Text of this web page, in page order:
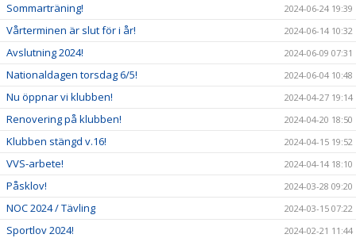
Sommarträning! 2024-06-24 19:39
Vårterminen är slut för i år! 2024-06-14 10:32
Avslutning 2024! 2024-06-09 07:31
Nationaldagen torsdag 6/5! 2024-06-04 10:48
Nu öppnar vi klubben! 2024-04-27 19:14
Renovering på klubben! 2024-04-20 18:50
Klubben stängd v.16! 2024-04-15 19:52
VVS-arbete! 2024-04-14 18:10
Påsklov! 2024-03-28 09:20
NOC 2024 / Tävling 2024-03-15 07:22
Sportlov 2024! 2024-02-21 11:44